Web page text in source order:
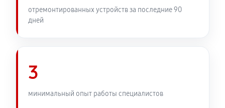
отремонтированных устройств за последние 90
дней
3
минимальный опыт работы специалистов